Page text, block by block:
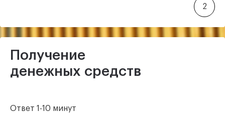
2
Получение
денежных средств
Ответ 1-10 минут